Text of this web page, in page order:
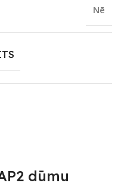
dūmu
Nē